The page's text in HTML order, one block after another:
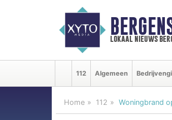
lokaal nieuws
112 Algemeen
Home 112 Woningbrand